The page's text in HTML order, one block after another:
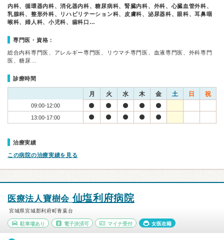
内科、循環器内科、消化器内科、糖尿病科、腎臓内科、外科、心臓血管外科、
乳腺科、整形外科、リハビリテーション科、皮膚科、泌尿器科、眼科、耳鼻咽
喉科、婦人科、小児科、歯科口…
専門医・資格：
総合内科専門医、アレルギー専門医、リウマチ専門医、血液専門医、外科専門
医、糖尿…
診療時間
月 火 水 木 金 土 日 祝
09:00-12:00
13:00-17:00
治療実績
この病院の治療実績を見る
医療法人寶樹会仙塩利府病院
宮城県宮城郡利府町青葉台
駐車場あり 電子決済可 マイナ受付 女医在籍